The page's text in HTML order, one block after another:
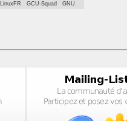
LinuxFR GCU-Squad GNU